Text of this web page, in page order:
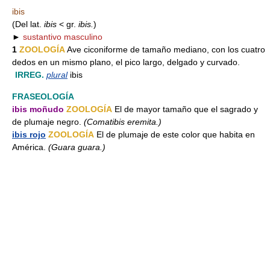
ibis
(Del lat. ibis < gr. ibis. )
► sustantivo masculino
1 ZOOLOGÍAAve ciconiforme de tamaño mediano, con los cuatro
dedos en un mismo plano, el pico largo, delgado y curvado.
IRREG. pluralibis
FRASEOLOGÍA
ibis moñudo ZOOLOGÍA El de mayor tamaño que el sagrado y
de plumaje negro. (Comatibis eremita.)
ibis rojo ZOOLOGÍA El de plumaje de este color que habita en
América. (Guara guara.)